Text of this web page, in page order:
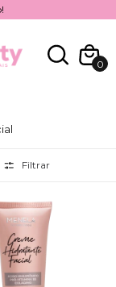
0
Filtrar